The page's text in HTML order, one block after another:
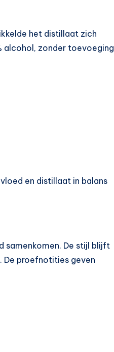
het distillaat zich
alcohol, zonder toevoeging
en distillaat in balans
samenkomen. De stijl blijft
De proefnotities geven